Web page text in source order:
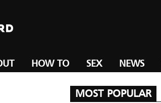
HOW TO SEX NEWS
MOST POPULAR